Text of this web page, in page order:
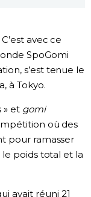
avec ce
SpoGomi
s’est tenue le
à Tokyo.
» et gomi
où des
pour ramasser
poids total et la
avait réuni 21